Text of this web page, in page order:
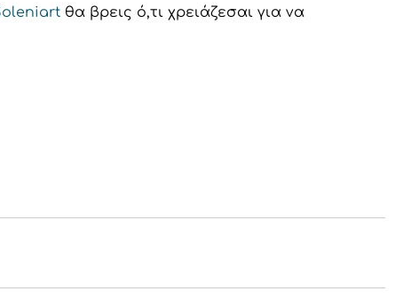
θα βρεις ό,τι χρειάζεσαι για να